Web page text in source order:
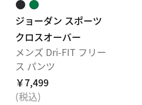
ジョーダン スポーツ
クロスオーバー
メンズ Dri-FIT フリー
ス パンツ
￥7,499
(税込)